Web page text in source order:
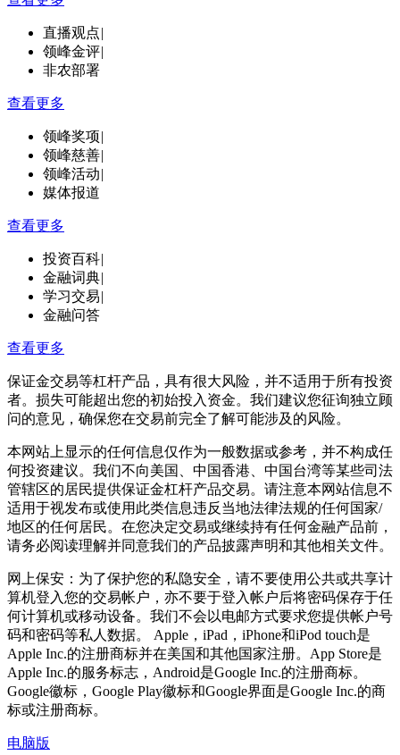
直播观点|
领峰金评|
非农部署
查看更多
领峰奖项|
领峰慈善|
领峰活动|
媒体报道
查看更多
投资百科|
金融词典|
学习交易|
金融问答
查看更多
保证金交易等杠杆产品，具有很大风险，并不适用于所有投资
者。损失可能超出您的初始投入资金。我们建议您征询独立顾
问的意见，确保您在交易前完全了解可能涉及的风险。
本网站上显示的任何信息仅作为一般数据或参考，并不构成任
何投资建议。我们不向美国、中国香港、中国台湾等某些司法
管辖区的居民提供保证金杠杆产品交易。请注意本网站信息不
适用于视发布或使用此类信息违反当地法律法规的任何国家/
地区的任何居民。在您决定交易或继续持有任何金融产品前，
请务必阅读理解并同意我们的产品披露声明和其他相关文件。
网上保安：为了保护您的私隐安全，请不要使用公共或共享计
算机登入您的交易帐户，亦不要于登入帐户后将密码保存于任
何计算机或移动设备。我们不会以电邮方式要求您提供帐户号
码和密码等私人数据。 Apple，iPad，iPhone和iPod touch是
Apple Inc.的注册商标并在美国和其他国家注册。App Store是
Apple Inc.的服务标志，Android是Google Inc.的注册商标。
Google徽标，Google Play徽标和Google界面是Google Inc.的商
标或注册商标。
电脑版